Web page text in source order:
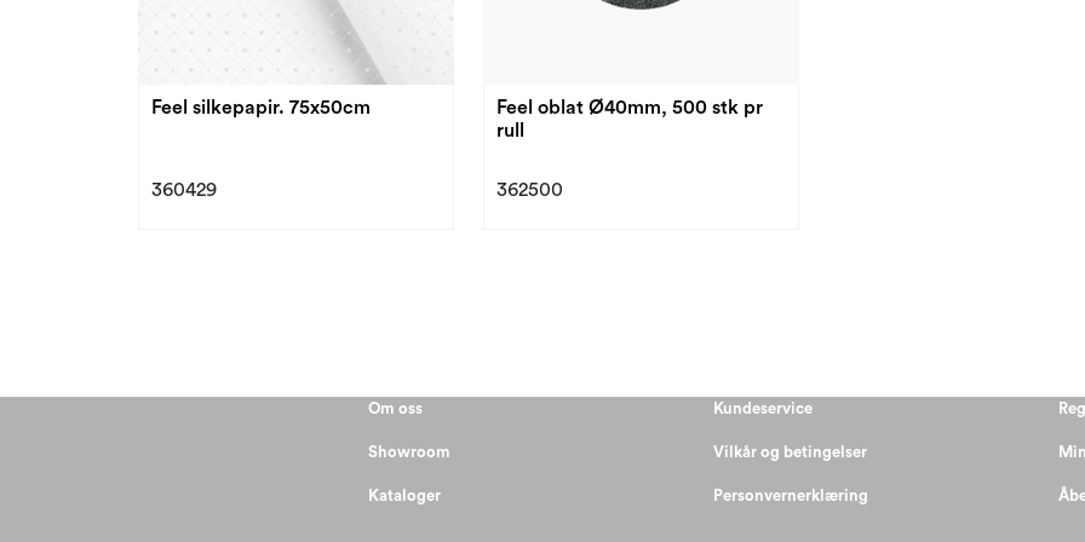
Feel silkepapir. 75x50cm
360429
Feel oblat Ø40mm, 500 stk pr
rull
362500
Om oss
Showroom
Kataloger
Kundeservice
Vilkår og betingelser
Personvernerklæring